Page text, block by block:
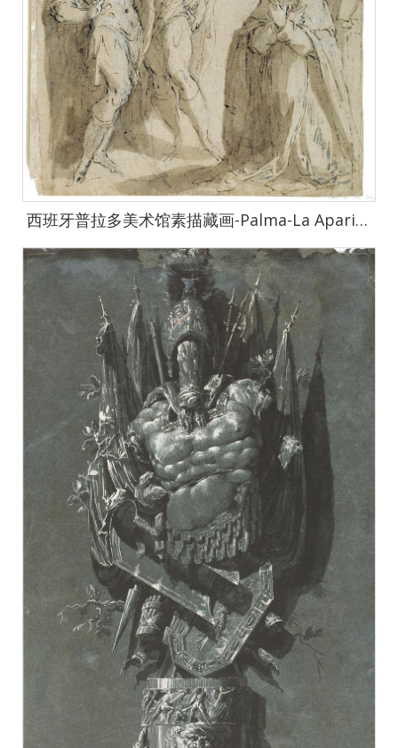
西班牙普拉多美术馆素描藏画-Palma-La Aparicion de la Virgen y el Nino a cuatro santos